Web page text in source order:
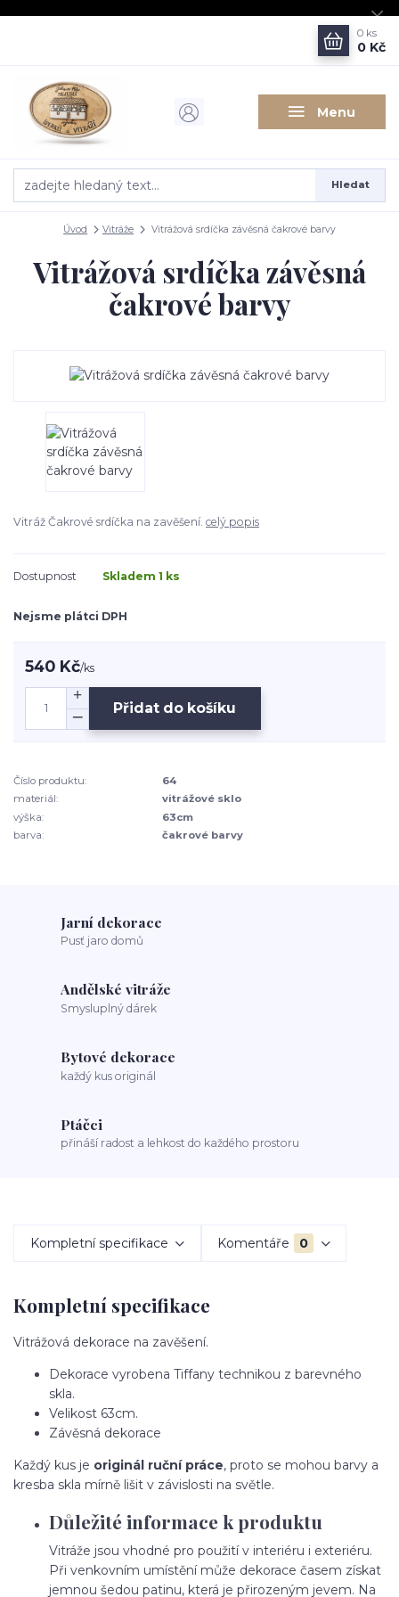
Menu
Hledat
0 ks
0 Kč
Úvod Vitráže Vitrážová srdíčka závěsná čakrové barvy
Vitrážová srdíčka závěsná
čakrové barvy
Vitráž Čakrové srdíčka na zavěšení. celý popis
Dostupnost Skladem 1 ks
Nejsme plátci DPH
540 Kč/ks
Přidat do košíku
Číslo produktu:
64
materiál:
vitrážové sklo
výška:
63cm
barva:
čakrové barvy
Jarní dekorace
Pusť jaro domů
Andělské vitráže
Smysluplný dárek
Bytové dekorace
každý kus originál
Ptáčci
přináší radost a lehkost do každého prostoru
Kompletní specifikace Komentáře 0
Kompletní specifikace
Vitrážová dekorace na zavěšení.
Dekorace vyrobena Tiffany technikou z barevného
skla.
Velikost 63cm.
Závěsná dekorace
Každý kus je originál ruční práce, proto se mohou barvy a
kresba skla mírně lišit v závislosti na světle.
Důležité informace k produktu
Vitráže jsou vhodné pro použití v interiéru i exteriéru.
Při venkovním umístění může dekorace časem získat
jemnou šedou patinu, která je přirozeným jevem. Na